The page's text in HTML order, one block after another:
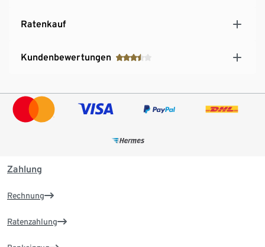
Ratenkauf
Kundenbewertungen
Zahlung
Rechnung
Ratenzahlung